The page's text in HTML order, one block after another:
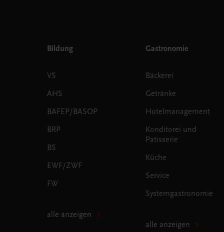
Bildung
VS
AHS
BAFEP/BASOP
BRP
BS
EWF/ZWF
FW
alle anzeigen
Gastronomie
Bäckerei
Getränke
Hotelmanagement
Konditorei und
Patisserie
Küche
Service
Systemgastronomie
alle anzeigen